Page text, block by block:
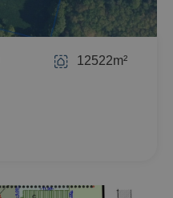
12522m²